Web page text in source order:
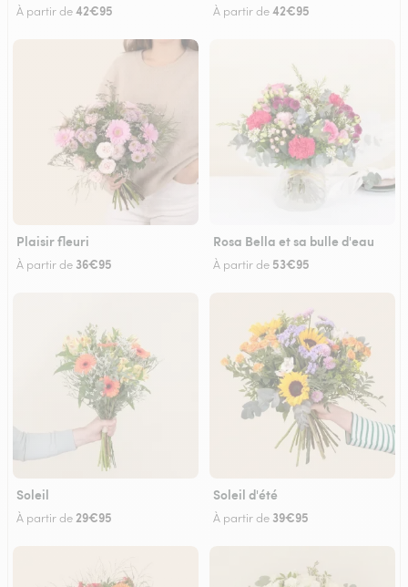
À partir de42€95 À partir de42€95
Plaisir fleuri
À partir de 36€95
Rosa Bella et sa bulle d'eau
À partir de 53€95
Soleil
À partir de29€95
Soleil d'été
À partir de 39€95